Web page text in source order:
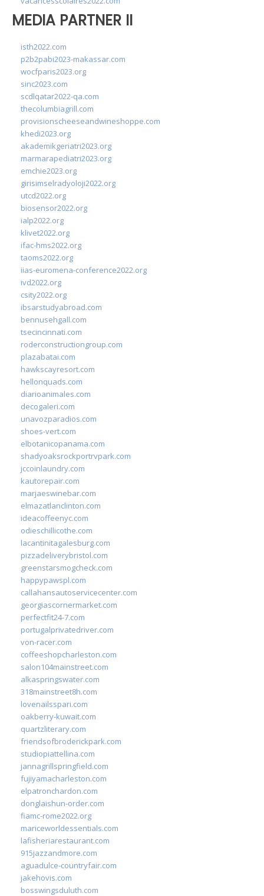
MEDIA PARTNER II
isth2022.com
p2b2pabi2023-makassar.com
wocfparis2023.org
sinc2023.com
scdlqatar2022-qa.com
thecolumbiagrill.com
provisionscheeseandwineshoppe.com
khedi2023.org
akademikgeriatri2023.org
marmarapediatri2023.org
emchie2023.org
girisimselradyoloji2022.org
utcd2022.org
biosensor2022.org
ialp2022.org
klivet2022.org
ifac-hms2022.org
taoms2022.org
iias-euromena-conference2022.org
ivd2022.org
csity2022.org
ibsarstudyabroad.com
bennusehgall.com
tsecincinnati.com
roderconstructiongroup.com
plazabatai.com
hawkscayresort.com
hellonquads.com
diarioanimales.com
decogaleri.com
unavozparadios.com
shoes-vert.com
elbotanicopanama.com
shadyoaksrockportrvpark.com
jccoinlaundry.com
kautorepair.com
marjaeswinebar.com
elmazatlanclinton.com
ideacoffeenyc.com
odieschillicothe.com
lacantinitagalesburg.com
pizzadeliverybristol.com
greenstarsmogcheck.com
happypawspl.com
callahansautoservicecenter.com
georgiascornermarket.com
perfectfit24-7.com
portugalprivatedriver.com
von-racer.com
coffeeshopcharleston.com
salon104mainstreet.com
alkaspringswater.com
318mainstreet8h.com
lovenailsspari.com
oakberry-kuwait.com
quartzliterary.com
friendsofbroderickpark.com
studiopiattellina.com
jannagrillspringfield.com
fujiyamacharleston.com
elpatronchardon.com
donglaishun-order.com
fiamc-rome2022.org
mariceworldessentials.com
lafisheriarestaurant.com
915jazzandmore.com
aguadulce-countryfair.com
jakehovis.com
bosswingsduluth.com